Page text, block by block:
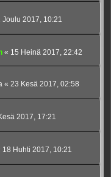
Joulu 2017, 10:21
« 15 Heinä 2017, 22:42
« 23 Kesä 2017, 02:58
2017, 17:21
18 Huhti 2017, 10:21